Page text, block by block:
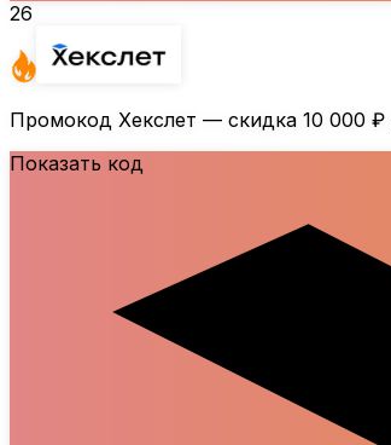
26
Промокод Хекслет — скидка 10 000 ₽
Показать код